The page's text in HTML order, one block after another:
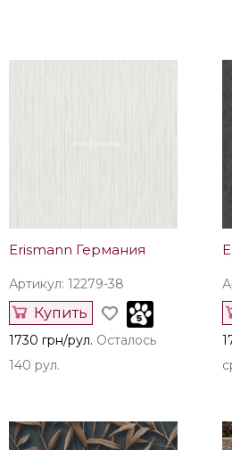
Erismann Германия
Артикул: 12279-38
Купить
1730 грн/рул. Осталось
140 рул.